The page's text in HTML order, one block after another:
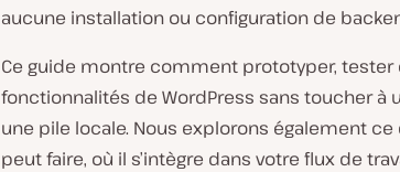
aucune installation ou configuration de
Ce guide montre comment prototyper,
fonctionnalités de WordPress sans toucher à
une pile locale. Nous explorons également ce
peut faire, où il s’intègre dans votre flux de